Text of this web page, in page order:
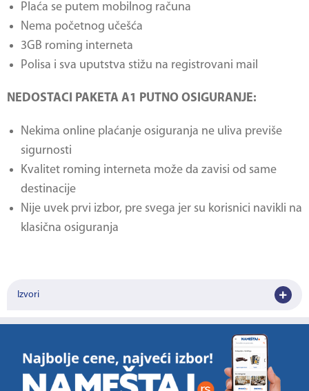
Plaća se putem mobilnog računa
Nema početnog učešća
3GB roming interneta
Polisa i sva uputstva stižu na registrovani mail
NEDOSTACI PAKETA A1 PUTNO OSIGURANJE:
Nekima online plaćanje osiguranja ne uliva previše
sigurnosti
Kvalitet roming interneta može da zavisi od same
destinacije
Nije uvek prvi izbor, pre svega jer su korisnici navikli na
klasična osiguranja
Izvori